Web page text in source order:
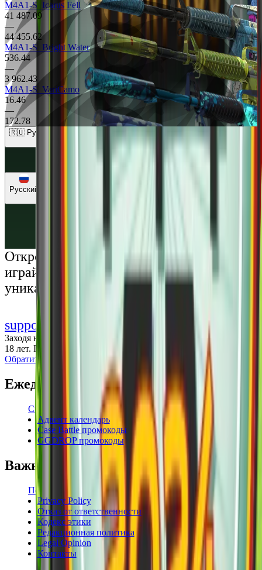
M4A1-S Icarus Fell
41 487.09
—
44 455.62
M4A1-S Bright Water
536.44
—
3 962.43
M4A1-S VariCamo
16.46
—
172.78
🇷🇺 Рубли (RUB)
Русский
Открой мир премиальных развлечений:
играй честно и наслаждайся
уникальными впечатлениями
support@cs-wiki.org
Заходя на этот сайт, вы подтверждаете, что вам исполнилось
18 лет. Проблемы с азартными играми?
Обратится за помощью
Ежедневные бонусы
Свежие промокоды
Адвент календарь
Case Battle промокоды
GGDROP промокоды
Важная информация
Пользовательское соглашение
Privacy Policy
Отказ от ответственности
Кодекс этики
Редакционная политика
Legal Opinion
Контакты